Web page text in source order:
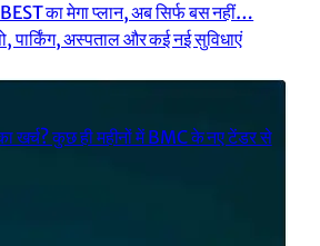
का मेगा प्लान, अब सिर्फ बस नहीं…
पार्किंग, अस्पताल और कई नई सुविधाएं
खर्च? कुछ ही महीनों में BMC के नए टेंडर से